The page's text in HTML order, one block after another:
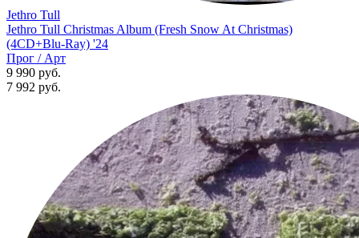
Jethro Tull
Jethro Tull Christmas Album (Fresh Snow At Christmas)
(4CD+Blu-Ray) '24
Прог / Арт
9 990 руб.
7 992 руб.